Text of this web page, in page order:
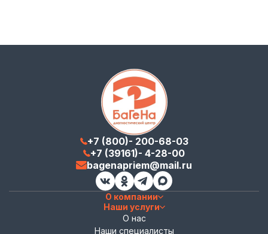
+7 (800)- 200-68-03
+7 (39161)- 4-28-00
bagenapriem@mail.ru
О компании
Наши услуги
О нас
Наши специалисты